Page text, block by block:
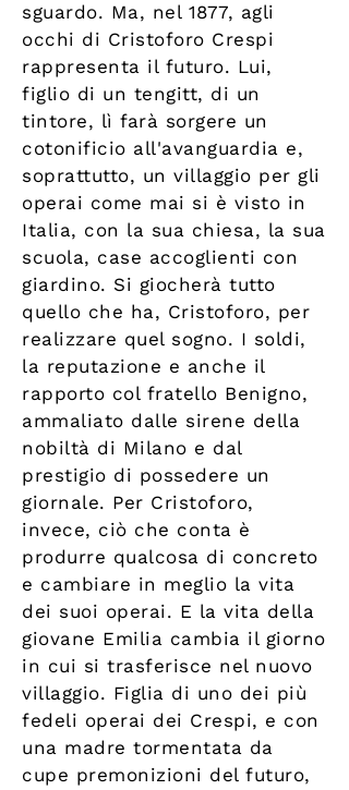
sguardo. Ma, nel 1877, agli
occhi di Cristoforo Crespi
rappresenta il futuro. Lui,
figlio di un tengitt, di un
tintore, lì farà sorgere un
cotonificio all'avanguardia e,
soprattutto, un villaggio per gli
operai come mai si è visto in
Italia, con la sua chiesa, la sua
scuola, case accoglienti con
giardino. Si giocherà tutto
quello che ha, Cristoforo, per
realizzare quel sogno. I soldi,
la reputazione e anche il
rapporto col fratello Benigno,
ammaliato dalle sirene della
nobiltà di Milano e dal
prestigio di possedere un
giornale. Per Cristoforo,
invece, ciò che conta è
produrre qualcosa di concreto
e cambiare in meglio la vita
dei suoi operai. E la vita della
giovane Emilia cambia il giorno
in cui si trasferisce nel nuovo
villaggio. Figlia di uno dei più
fedeli operai dei Crespi, e con
una madre tormentata da
cupe premonizioni del futuro,